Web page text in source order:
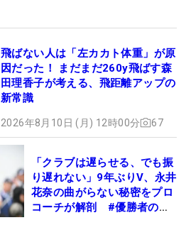
飛ばない人は「左カカト体重」が原
因だった！ まだまだ260y飛ばす森
田理香子が考える、飛距離アップの
新常識
2026年8月10日 (月) 12時00分 67
「クラブは遅らせる、でも振
り遅れない」9年ぶりV、永井
花奈の曲がらない秘密をプロ
コーチが解剖 #優勝者のス